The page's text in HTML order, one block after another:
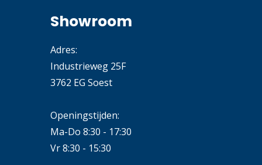
Showroom
Adres:
Industrieweg 25F
3762 EG Soest
Openingstijden:
Ma-Do 8:30 - 17:30
Vr 8:30 - 15:30